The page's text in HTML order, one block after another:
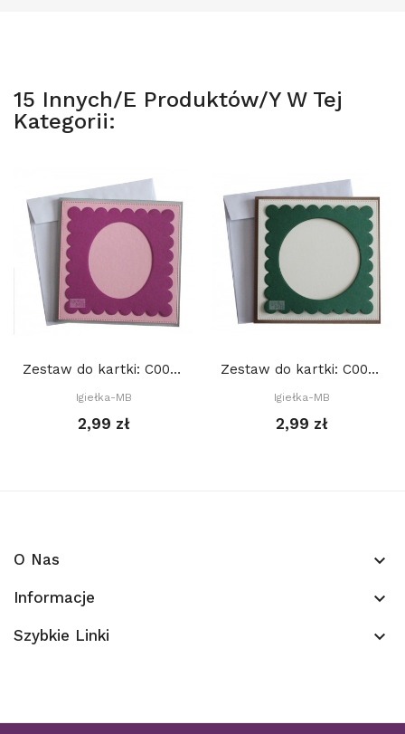
15 Innych/e Produktów/y W Tej
Kategorii:
Zestaw do kartki: C003 S10c, Baza 15x15 cm: Różowa
Igiełka-MB
2,99 zł
Zestaw do kartki: C001 S10a, Baza 15x15 cm: Różowa
Igiełka-MB
2,99 zł
O Nas keyboard_arrow_down
Informacje keyboard_arrow_down
Szybkie Linki keyboard_arrow_down